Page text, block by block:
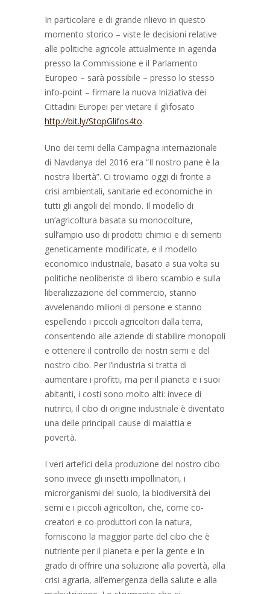
In particolare e di grande rilievo in questo
momento storico – viste le decisioni relative
alle politiche agricole attualmente in agenda
presso la Commissione e il Parlamento
Europeo – sarà possibile – presso lo stesso
info-point – firmare la nuova Iniziativa dei
Cittadini Europei per vietare il glifosato
http://bit.ly/StopGlifos4to.
Uno dei temi della Campagna internazionale
di Navdanya del 2016 era “Il nostro pane è la
nostra libertà”. Ci troviamo oggi di fronte a
crisi ambientali, sanitarie ed economiche in
tutti gli angoli del mondo. Il modello di
un’agricoltura basata su monocolture,
sull’ampio uso di prodotti chimici e di sementi
geneticamente modificate, e il modello
economico industriale, basato a sua volta su
politiche neoliberiste di libero scambio e sulla
liberalizzazione del commercio, stanno
avvelenando milioni di persone e stanno
espellendo i piccoli agricoltori dalla terra,
consentendo alle aziende di stabilire monopoli
e ottenere il controllo dei nostri semi e del
nostro cibo. Per l’industria si tratta di
aumentare i profitti, ma per il pianeta e i suoi
abitanti, i costi sono molto alti: invece di
nutrirci, il cibo di origine industriale è diventato
una delle principali cause di malattia e
povertà.
I veri artefici della produzione del nostro cibo
sono invece gli insetti impollinatori, i
microrganismi del suolo, la biodiversità dei
semi e i piccoli agricoltori, che, come co-
creatori e co-produttori con la natura,
forniscono la maggior parte del cibo che è
nutriente per il pianeta e per la gente e in
grado di offrire una soluzione alla povertà, alla
crisi agraria, all’emergenza della salute e alla